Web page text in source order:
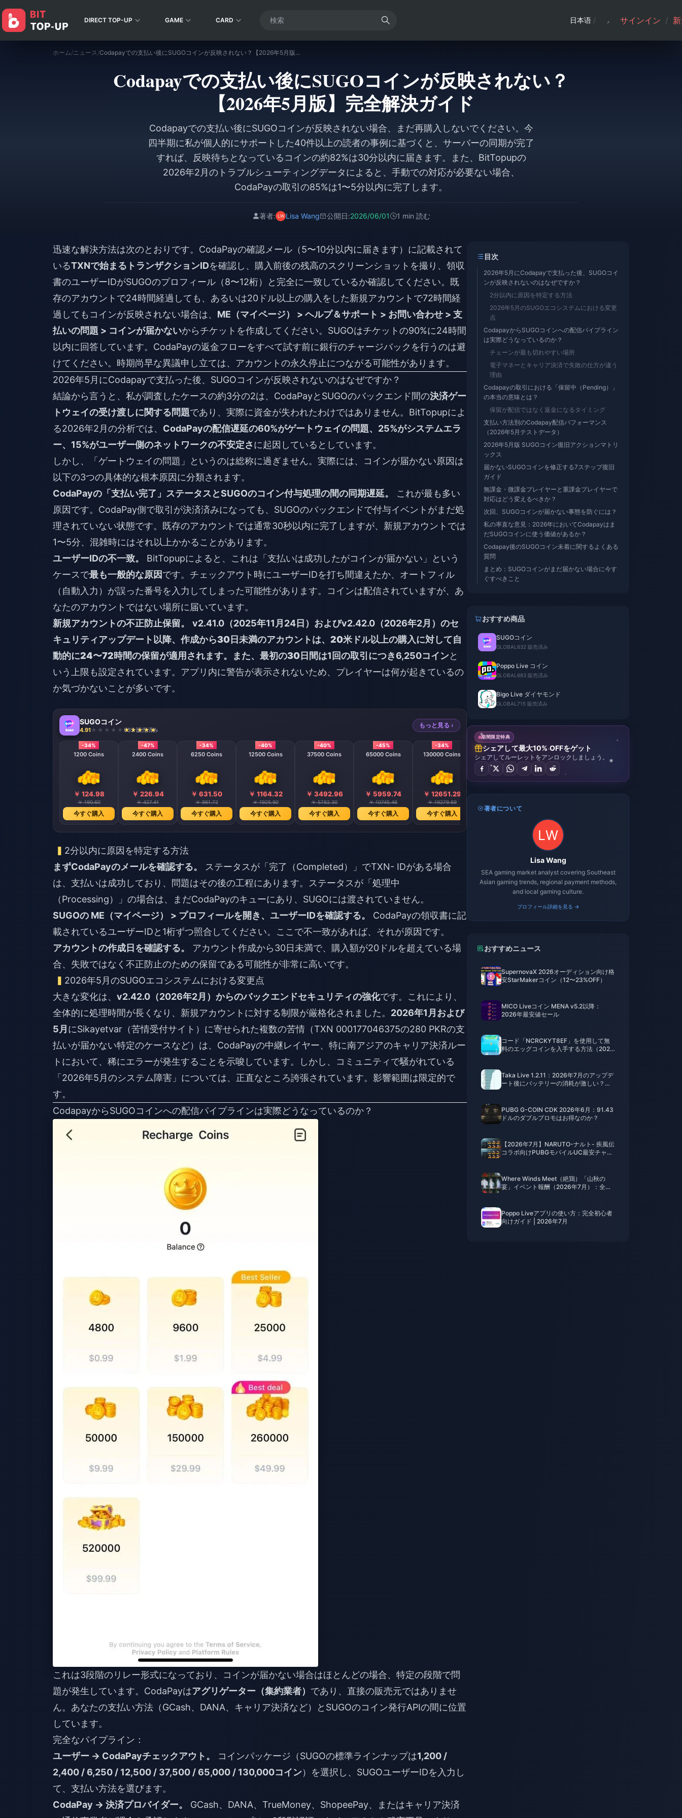
DIRECT TOP-UP GAME CARD 日本语 / サインイン /
ホーム/ニュース / Codapayでの支払い後にSUGOコインが反映されない？【2026年5月版】完全解決ガイド
Codapayでの支払い後にSUGOコインが反映されない？
【2026年5月版】完全解決ガイド
Codapayでの支払い後にSUGOコインが反映されない場合、まだ再購入しないでください。今
四半期に私が個人的にサポートした40件以上の読者の事例に基づくと、サーバーの同期が完了
すれば、反映待ちとなっているコインの約82%は30分以内に届きます。また、BitTopupの
2026年2月のトラブルシューティングデータによると、手動での対応が必要ない場合、
CodaPayの取引の85%は1〜5分以内に完了します。
著者: Lisa Wang 公開日:2026/06/01 1 min 読む
迅速な解決方法は次のとおりです。CodaPayの確認メール（5〜10分以内に届きます）に記載されて
いるTXNで始まるトランザクションIDを確認し、購入前後の残高のスクリーンショットを撮り、領収
書のユーザーIDがSUGOのプロフィール（8〜12桁）と完全に一致しているか確認してください。既
存のアカウントで24時間経過しても、あるいは20ドル以上の購入をした新規アカウントで72時間経
過してもコインが反映されない場合は、 ME（マイページ） > ヘルプ＆サポート > お問い合わせ > 支
払いの問題 > コインが届かないからチケットを作成してください。SUGOはチケットの90%に24時間
以内に回答しています。CodaPayの返金フローをすべて試す前に銀行のチャージバックを行うのは避
けてください。時期尚早な異議申し立ては、アカウントの永久停止につながる可能性があります。
2026年5月にCodapayで支払った後、SUGOコインが反映されないのはなぜですか？
結論から言うと、私が調査したケースの約3分の2は、CodaPayとSUGOのバックエンド間の決済ゲー
トウェイの受け渡しに関する問題であり、実際に資金が失われたわけではありません。BitTopupによ
る2026年2月の分析では、 CodaPayの配信遅延の60%がゲートウェイの問題、25%がシステムエラ
ー、15%がユーザー側のネットワークの不安定さに起因しているとしています。
しかし、「ゲートウェイの問題」というのは総称に過ぎません。実際には、コインが届かない原因は
以下の3つの具体的な根本原因に分類されます。
CodaPayの「支払い完了」ステータスとSUGOのコイン付与処理の間の同期遅延。
これが最も多い
原因です。CodaPay側で取引が決済済みになっても、SUGOのバックエンドで付与イベントがまだ処
理されていない状態です。既存のアカウントでは通常30秒以内に完了しますが、新規アカウントでは
1〜5分、混雑時にはそれ以上かかることがあります。
ユーザーIDの不一致。
BitTopupによると、これは「支払いは成功したがコインが届かない」という
ケースで最も一般的な原因です。チェックアウト時にユーザーIDを打ち間違えたか、オートフィル
（自動入力）が誤った番号を入力してしまった可能性があります。コインは配信されていますが、あ
なたのアカウントではない場所に届いています。
新規アカウントの不正防止保留。
v2.41.0（2025年11月24日） およびv2.42.0（2026年2月） のセ
キュリティアップデート以降、作成から30日未満のアカウントは、 20米ドル以上の購入に対して自
動的に24〜72時間の保留が適用されます。また、最初の30日間は1回の取引につき6,250コインと
いう上限も設定されています。アプリ内に警告が表示されないため、プレイヤーは何が起きているの
か気づかないことが多いです。
SUGOコイン
4.91 632 販売済み
もっと見る ›
-34%
1200 Coins
￥ 124.98
￥ 190.60
今すぐ購入
-47%
2400 Coins
￥ 226.94
￥ 427.41
今すぐ購入
-34%
6250 Coins
￥ 631.50
￥ 961.72
今すぐ購入
-40%
12500 Coins
￥ 1164.32
￥ 1925.90
今すぐ購入
-40%
37500 Coins
￥ 3492.96
￥ 5782.30
今すぐ購入
-45%
65000 Coins
￥ 5959.74
￥ 10745.46
今すぐ購入
-34%
130000 Coins
￥ 12651.29
￥ 19279.69
今すぐ購入
2分以内に原因を特定する方法
まずCodaPayのメールを確認する。
ステータスが「完了（Completed）」でTXN- IDがある場合
は、支払いは成功しており、問題はその後の工程にあります。ステータスが「処理中
（Processing）」の場合は、まだCodaPayのキューにあり、SUGOには渡されていません。
SUGOの ME（マイページ） > プロフィールを開き、ユーザーIDを確認する。
CodaPayの領収書に記
載されているユーザーIDと1桁ずつ照合してください。ここで不一致があれば、それが原因です。
アカウントの作成日を確認する。
アカウント作成から30日未満で、購入額が20ドルを超えている場
合、失敗ではなく不正防止のための保留である可能性が非常に高いです。
2026年5月のSUGOエコシステムにおける変更点
大きな変化は、 v2.42.0（2026年2月）からのバックエンドセキュリティの強化です。これにより、
全体的に処理時間が長くなり、新規アカウントに対する制限が厳格化されました。 2026年1月および
5月 にSikayetvar（苦情受付サイト）に寄せられた複数の苦情（TXN 000177046375の280 PKRの支
払いが届かない特定のケースなど）は、CodaPayの中継レイヤー、特に南アジアのキャリア決済ルー
トにおいて、稀にエラーが発生することを示唆しています。しかし、コミュニティで騒がれている
「2026年5月のシステム障害」については、正直なところ誇張されています。影響範囲は限定的で
す。
CodapayからSUGOコインへの配信パイプラインは実際どうなっているのか？
これは3段階のリレー形式になっており、コインが届かない場合はほとんどの場合、特定の段階で問
題が発生しています。CodaPayはアグリゲーター（集約業者） であり、直接の販売元ではありませ
ん。あなたの支払い方法（GCash、DANA、キャリア決済など）とSUGOのコイン発行APIの間に位置
しています。
完全なパイプライン：
ユーザー → CodaPayチェックアウト。
コインパッケージ（SUGOの標準ラインナップは1,200 /
2,400 / 6,250 / 12,500 / 37,500 / 65,000 / 130,000コイン）を選択し、SUGOユーザーIDを入力し
て、支払い方法を選びます。
CodaPay → 決済プロバイダー。
GCash、DANA、TrueMoney、ShopeePay、またはキャリア決済
目次
2026年5月にCodapayで支払った後、SUGOコイ
ンが反映されないのはなぜですか？
2分以内に原因を特定する方法
2026年5月のSUGOエコシステムにおける変更
点
CodapayからSUGOコインへの配信パイプライン
は実際どうなっているのか？
チェーンが最も切れやすい場所
電子マネーとキャリア決済で失敗の仕方が違う
理由
Codapayの取引における「保留中（Pending）」
の本当の意味とは？
保留が配信ではなく返金になるタイミング
支払い方法別のCodapay配信パフォーマンス
（2026年5月テストデータ）
2026年5月版 SUGOコイン復旧アクションマトリ
ックス
届かないSUGOコインを修正する7ステップ復旧
ガイド
無課金・微課金プレイヤーと重課金プレイヤーで
対応はどう変えるべきか？
次回、SUGOコインが届かない事態を防ぐには？
私の率直な意見：2026年においてCodapayはま
だSUGOコインに使う価値があるか？
Codapay後のSUGOコイン未着に関するよくある
質問
まとめ：SUGOコインがまだ届かない場合に今す
ぐすべきこと
おすすめ商品
SUGOコイン
GLOBAL 632 販売済み
Poppo Live コイン
GLOBAL 683 販売済み
Bigo Live ダイヤモンド
GLOBAL 715 販売済み
期間限定特典
シェアして最大10% OFFをゲット
シェアしてルーレットをアンロックしましょう。
著者について
Lisa Wang
SEA gaming market analyst covering Southeast
Asian gaming trends, regional payment methods,
and local gaming culture.
プロフィール詳細を見る →
おすすめニュース
SupernovaX 2026オーディション向け格
安StarMakerコイン（12〜23%OFF）
MICO Liveコイン MENA v5.2以降：
2026年最安値セール
コード「NCRCKYT8EF」を使用して無
料のエッグコインを入手する方法（2026
Taka Live 1.2.11：2026年7月のアップデ
ート後にバッテリーの消耗が激しい？原
PUBG G-COIN CDK 2026年6月：91.43
ドルのダブルプロモはお得なのか？
【2026年7月】NARUTO-ナルト- 疾風伝
コラボ向けPUBGモバイルUC最安チャー
Where Winds Meet（絶鶏）「山秋の
宴」イベント報酬（2026年7月）：全リ
Poppo Liveアプリの使い方：完全初心者
向けガイド | 2026年7月